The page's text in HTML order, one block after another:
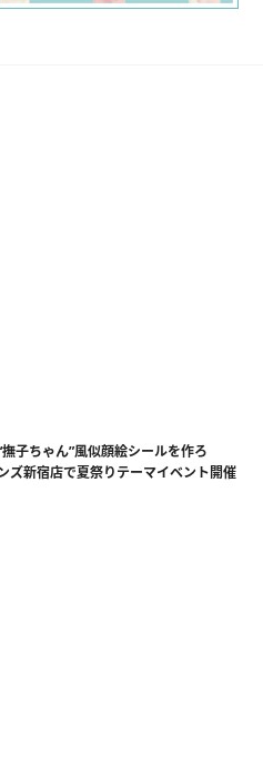
子ちゃん”風似顔絵シールを作ろ
新宿店で夏祭りテーマイベント開催